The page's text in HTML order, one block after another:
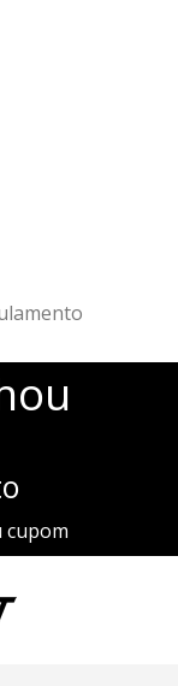
cupom